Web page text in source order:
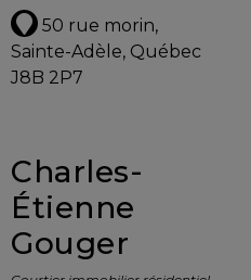
50 rue morin,
Sainte-Adèle, Québec
J8B 2P7
Charles-
Étienne
Gouger